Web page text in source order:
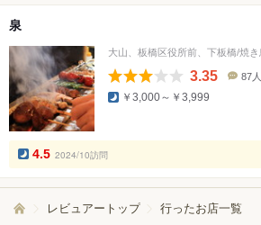
泉
大山、板橋区役所前、下板橋/焼
3.35
数
87人
￥3,000～￥3,999
4.5 2024/10訪問
レビュアートップ 行ったお店一覧